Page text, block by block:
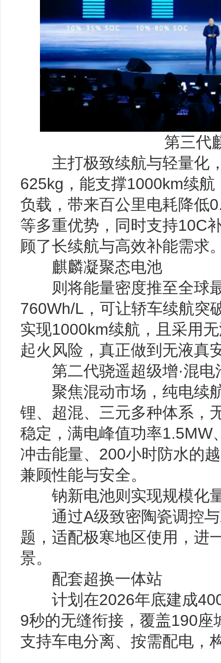
第三代
主打极致续航与轻量化
625kg，能支撑1000km续
负载，带来百公里电耗降低
等多重优势，同时支持10C
顾了长续航与高效补能需求
麒麟凝聚态电池
则将能量密度推至全球
760Wh/L，可让轿车续航突
实现1000km续航，且采用
起火风险，真正做到无液真
第二代骁遥超级增·混电
聚焦混动市场，纯电续
锂、超混、三元多种体系，
稳定，满电峰值功率1.5MW
冲击能量、200小时防水的
兼顾性能与安全。
钠新电池则实现规模化
通过A级致密陶瓷调控与
题，适配极寒地区使用，进
景。
配套超换一体站
计划在2026年底建成
9秒的无缝衔接，覆盖190
支持车电分离、按需配电，